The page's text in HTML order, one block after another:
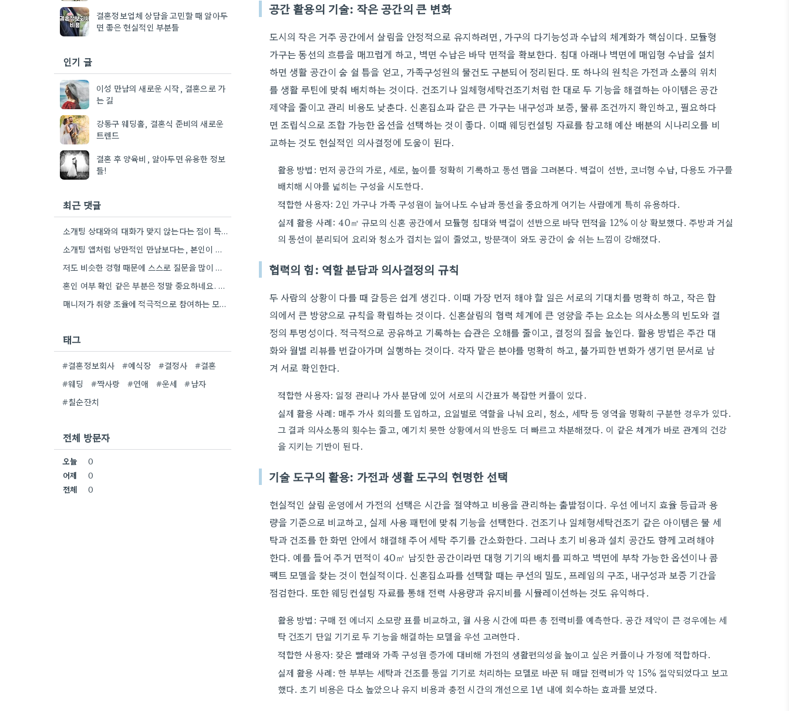
공간 활용의 기술: 작은 공간의 큰 변화
도시의 작은 거주 공간에서 살림을 안정적으로 유지하려면, 가구의 다기능성과 수납의 체계화가 핵심이다. 모듈형
가구는 동선의 흐름을 매끄럽게 하고, 벽면 수납은 바닥 면적을 확보한다. 침대 아래나 벽면에 매입형 수납을 설치
하면 생활 공간이 숨 쉴 틈을 얻고, 가족구성원의 물건도 구분되어 정리된다. 또 하나의 원칙은 가전과 소품의 위치
를 생활 루틴에 맞춰 배치하는 것이다. 건조기나 일체형세탁건조기처럼 한 대로 두 기능을 해결하는 아이템은 공간
제약을 줄이고 관리 비용도 낮춘다. 신혼집쇼파 같은 큰 가구는 내구성과 보증, 물류 조건까지 확인하고, 필요하다
면 조립식으로 조합 가능한 옵션을 선택하는 것이 좋다. 이때 웨딩컨설팅 자료를 참고해 예산 배분의 시나리오를 비
교하는 것도 현실적인 의사결정에 도움이 된다.
활용 방법: 먼저 공간의 가로, 세로, 높이를 정확히 기록하고 동선 맵을 그려본다. 벽걸이 선반, 코너형 수납, 다용도 가구를
배치해 시야를 넓히는 구성을 시도한다.
적합한 사용자: 2인 가구나 가족 구성원이 늘어나도 수납과 동선을 중요하게 여기는 사람에게 특히 유용하다.
실제 활용 사례: 40㎡ 규모의 신혼 공간에서 모듈형 침대와 벽걸이 선반으로 바닥 면적을 12% 이상 확보했다. 주방과 거실
의 동선이 분리되어 요리와 청소가 겹치는 일이 줄었고, 방문객이 와도 공간이 숨 쉬는 느낌이 강해졌다.
협력의 힘: 역할 분담과 의사결정의 규칙
두 사람의 상황이 다를 때 갈등은 쉽게 생긴다. 이때 가장 먼저 해야 할 일은 서로의 기대치를 명확히 하고, 작은 합
의에서 큰 방향으로 규칙을 확립하는 것이다. 신혼살림의 협력 체계에 큰 영향을 주는 요소는 의사소통의 빈도와 결
정의 투명성이다. 적극적으로 공유하고 기록하는 습관은 오해를 줄이고, 결정의 질을 높인다. 활용 방법은 주간 대
화와 월별 리뷰를 번갈아가며 실행하는 것이다. 각자 맡은 분야를 명확히 하고, 불가피한 변화가 생기면 문서로 남
겨 서로 확인한다.
적합한 사용자: 일정 관리나 가사 분담에 있어 서로의 시간표가 복잡한 커플이 있다.
실제 활용 사례: 매주 가사 회의를 도입하고, 요일별로 역할을 나눠 요리, 청소, 세탁 등 영역을 명확히 구분한 경우가 있다.
그 결과 의사소통의 횟수는 줄고, 예기치 못한 상황에서의 반응도 더 빠르고 차분해졌다. 이 같은 체계가 바로 관계의 건강
을 지키는 기반이 된다.
기술 도구의 활용: 가전과 생활 도구의 현명한 선택
현실적인 살림 운영에서 가전의 선택은 시간을 절약하고 비용을 관리하는 출발점이다. 우선 에너지 효율 등급과 용
량을 기준으로 비교하고, 실제 사용 패턴에 맞춰 기능을 선택한다. 건조기나 일체형세탁건조기 같은 아이템은 물 세
탁과 건조를 한 화면 안에서 해결해 주어 세탁 주기를 간소화한다. 그러나 초기 비용과 설치 공간도 함께 고려해야
한다. 예를 들어 주거 면적이 40㎡ 남짓한 공간이라면 대형 기기의 배치를 피하고 벽면에 부착 가능한 옵션이나 콤
팩트 모델을 찾는 것이 현실적이다. 신혼집쇼파를 선택할 때는 쿠션의 밀도, 프레임의 구조, 내구성과 보증 기간을
점검한다. 또한 웨딩컨설팅 자료를 통해 전력 사용량과 유지비를 시뮬레이션하는 것도 유익하다.
활용 방법: 구매 전 에너지 소모량 표를 비교하고, 월 사용 시간에 따른 총 전력비를 예측한다. 공간 제약이 큰 경우에는 세
탁 건조기 단일 기기로 두 기능을 해결하는 모델을 우선 고려한다.
적합한 사용자: 잦은 빨래와 가족 구성원 증가에 대비해 가전의 생활편의성을 높이고 싶은 커플이나 가정에 적합하다.
실제 활용 사례: 한 부부는 세탁과 건조를 동일 기기로 처리하는 모델로 바꾼 뒤 매달 전력비가 약 15% 절약되었다고 보고
했다. 초기 비용은 다소 높았으나 유지 비용과 충전 시간의 개선으로 1년 내에 회수하는 효과를 보였다.
결혼정보업체 상담을 고민할 때 알아두
면 좋은 현실적인 부분들
인기 글
이성 만남의 새로운 시작, 결혼으로 가
는 길
강동구 웨딩홀, 결혼식 준비의 새로운
트렌드
결혼 후 양육비, 알아두면 유용한 정보
들!
최근 댓글
소개팅 상대와의 대화가 맞지 않는다는 점이 특히 와닿네요. 제가 생각하는 것도 비슷했는데, 경험을 통해 구체적인…
소개팅 앱처럼 낭만적인 만남보다는, 본인이 원하는 조건이 데이터 기반으로 잘 맞는지 꼼꼼히 확인하는 게 중요하겠네요.
저도 비슷한 경험 때문에 스스로 질문을 많이 하게 됐어요. 주변의 기대 때문에 결정짓는 것보다, 본인이…
혼인 여부 확인 같은 부분은 정말 중요하네요. 제가 비슷한 고민을 할 때, 단순히 조건만 보려고…
매니저가 취향 조율에 적극적으로 참여하는 모습이 인상적이네요. 특히, 불편했던 부분을 솔직하게 이야기하는 게 중요하다고 말씀하신…
태그
#결혼정보회사 #예식장 #결정사
#결혼
#웨딩
#짝사랑 #연애 #운세
#남자
#칠순잔치
전체 방문자
오늘
0
어제
0
전체
0